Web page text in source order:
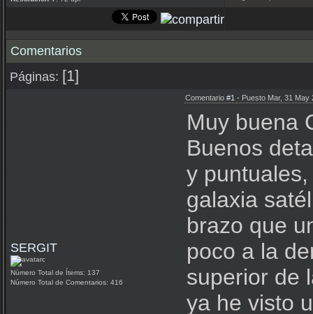
Comentarios
Páginas: [1]
SERGIT
Número Total de Ítems: 137
Número Total de Comentarios: 416
Comentario #1 - Puesto Mar, 31 May
Muy buena
Buenos
y
galaxia
brazo que
poco a la
superior de
ya he visto